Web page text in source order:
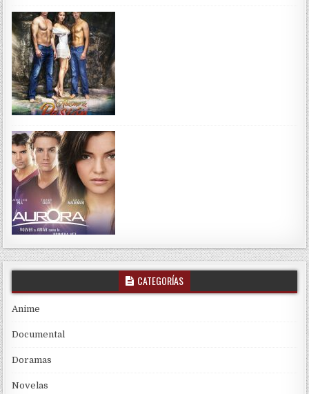
CATEGORÍAS
Anime
Documental
Doramas
Novelas